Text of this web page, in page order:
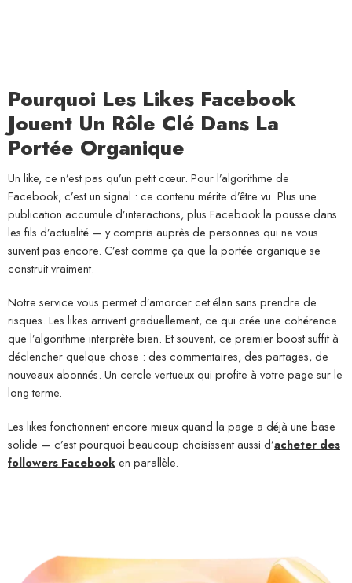
Pourquoi Les Likes Facebook
Jouent Un Rôle Clé Dans La
Portée Organique
Un like, ce n’est pas qu’un petit cœur. Pour l’algorithme de
Facebook, c’est un signal : ce contenu mérite d’être vu. Plus une
publication accumule d’interactions, plus Facebook la pousse dans
les fils d’actualité — y compris auprès de personnes qui ne vous
suivent pas encore. C’est comme ça que la portée organique se
construit vraiment.
Notre service vous permet d’amorcer cet élan sans prendre de
risques. Les likes arrivent graduellement, ce qui crée une cohérence
que l’algorithme interprète bien. Et souvent, ce premier boost suffit à
déclencher quelque chose : des commentaires, des partages, de
nouveaux abonnés. Un cercle vertueux qui profite à votre page sur le
long terme.
Les likes fonctionnent encore mieux quand la page a déjà une base
solide — c’est pourquoi beaucoup choisissent aussi d’acheter des
followers Facebooken parallèle.